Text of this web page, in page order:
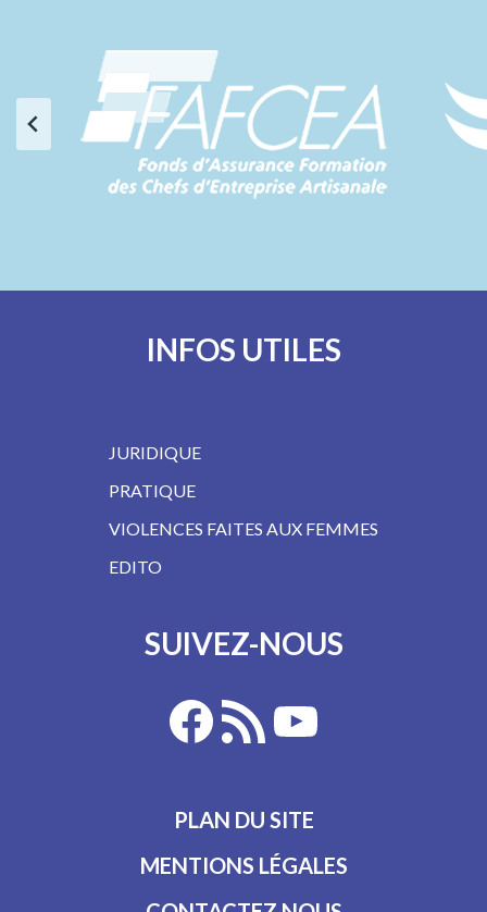
INFOS UTILES
JURIDIQUE
PRATIQUE
VIOLENCES FAITES AUX FEMMES
EDITO
SUIVEZ-NOUS
PLAN DU SITE
MENTIONS LÉGALES